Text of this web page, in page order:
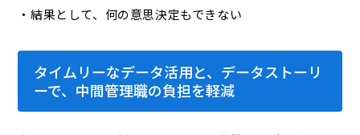
・結果として、何の意思決定もできない
タイムリーなデータ活用と、データストーリ
ーで、中間管理職の負担を軽減